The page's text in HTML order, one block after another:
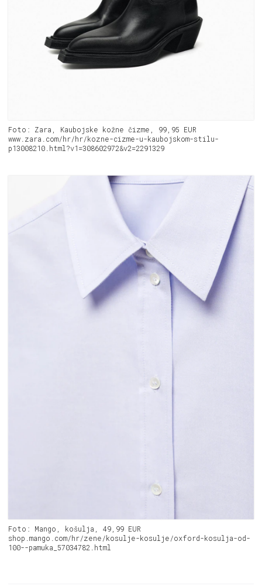
Foto: Zara, Kaubojske kožne čizme, 99,95 EUR
www.zara.com/hr/hr/kozne-cizme-u-kaubojskom-stilu-
p13008210.html?v1=308602972&v2=2291329
Foto: Mango, košulja, 49,99 EUR
shop.mango.com/hr/zene/kosulje-kosulje/oxford-kosulja-od-
100--pamuka_57034782.html